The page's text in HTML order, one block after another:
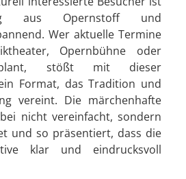
aus Opernstoff und
Wer aktuelle Termine
Opernbühne oder
plant, stößt mit dieser
Format, das Tradition und
vereint. Die märchenhafte
nicht vereinfacht, sondern
und so präsentiert, dass die
klar und eindrucksvoll